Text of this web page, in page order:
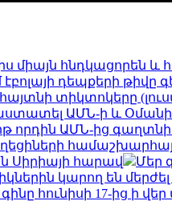
միայն հնդկացորեն
էբոլայի դեպքերի թիվը
տիկտոկերը
ԱՄՆ-ի և
որդին ԱՄՆ-ից
Սիրիայի հարավ
Մեր
կարող են
գինը հունիսի 17-ից ի